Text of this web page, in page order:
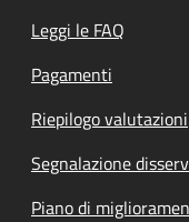
Leggi le FAQ
Pagamenti
Riepilogo valutazioni
Segnalazione
Piano di